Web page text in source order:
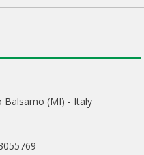
Balsamo (MI) - Italy